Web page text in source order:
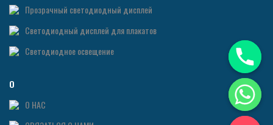
Прозрачный светодиодный дисплей
Светодиодный дисплей для плакатов
Светодиодное освещение
О
О НАС